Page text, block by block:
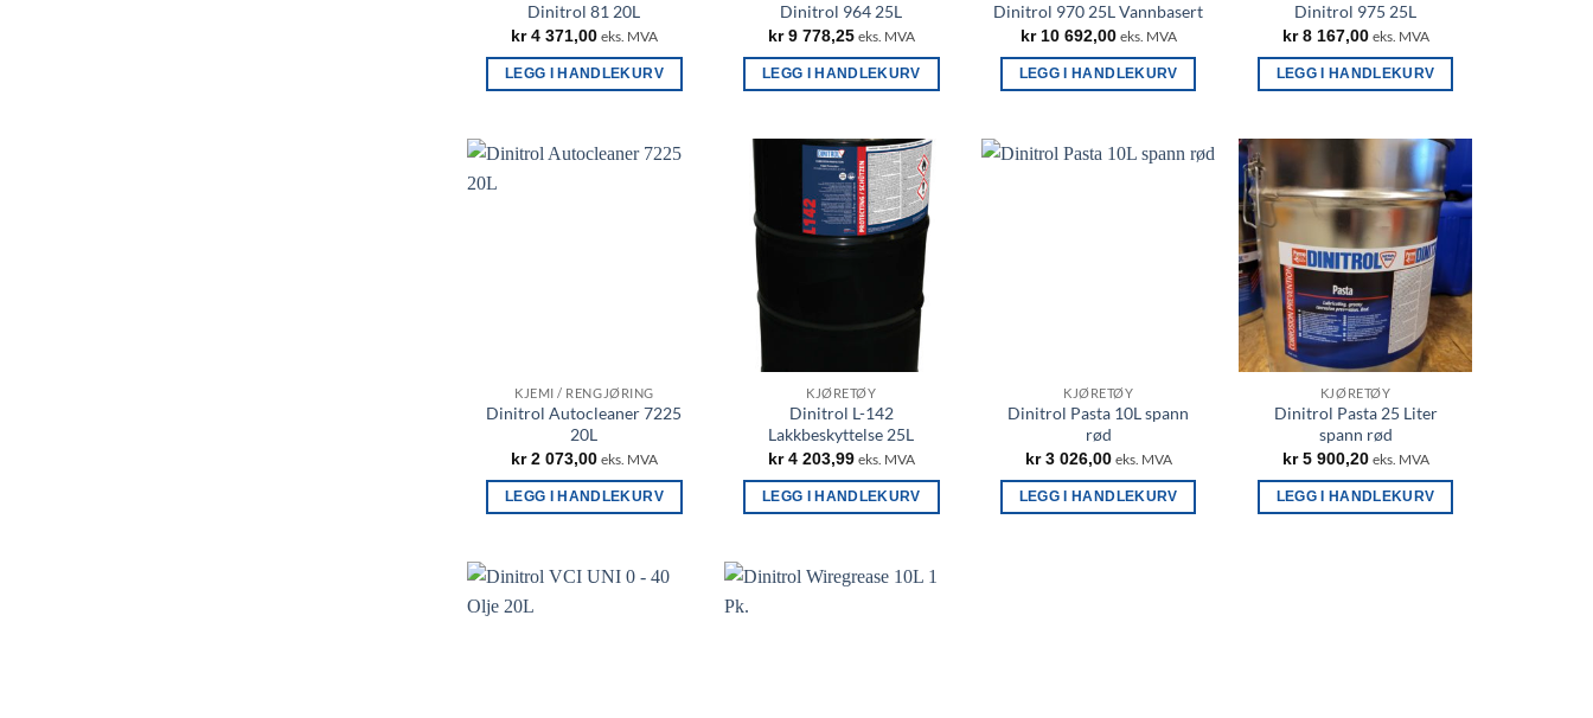
Dinitrol 81 20L
kr4 371,00 eks. MVA
LEGG I HANDLEKURV
Dinitrol 964 25L
kr9 778,25 eks. MVA
LEGG I HANDLEKURV
Dinitrol 970 25L Vannbasert
kr10 692,00 eks. MVA
LEGG I HANDLEKURV
Dinitrol 975 25L
kr8 167,00 eks. MVA
LEGG I HANDLEKURV
KJEMI / RENGJØRING
Dinitrol Autocleaner 7225
20L
kr2 073,00 eks. MVA
LEGG I HANDLEKURV
KJØRETØY
Dinitrol L-142
Lakkbeskyttelse 25L
kr4 203,99 eks. MVA
LEGG I HANDLEKURV
KJØRETØY
Dinitrol Pasta 10L spann
rød
kr3 026,00 eks. MVA
LEGG I HANDLEKURV
KJØRETØY
Dinitrol Pasta 25 Liter
spann rød
kr5 900,20 eks. MVA
LEGG I HANDLEKURV